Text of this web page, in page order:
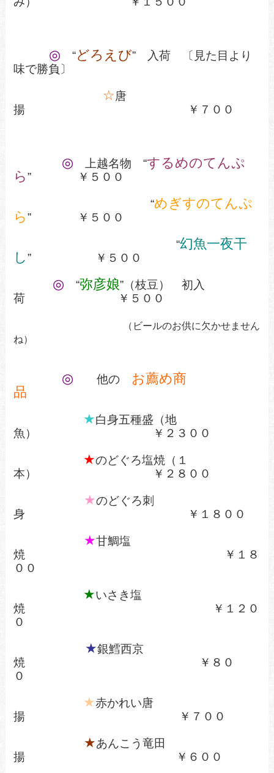
◎ “どろえび” 入荷 〔見た目より
味で勝負〕
☆唐
揚 ￥７００
◎ 上越名物 “するめのてんぷ
ら” ￥５００
“めぎすのてんぷ
ら” ￥５００
“幻魚一夜干
し” ￥５００
◎ “弥彦娘”（枝豆） 初入
荷 ￥５００
（ビールのお供に欠かせません
ね）
◎ 他の お薦め商
品
★白身五種盛（地
魚） ￥２３００
★のどぐろ塩焼（１
本） ￥２８００
★のどぐろ刺
身 ￥１８００
★甘鯛塩
焼
￥１８
００
★いさき塩
焼
￥１２０
０
★銀鱈西京
焼
￥８０
０
★赤かれい唐
揚 ￥７００
★あんこう竜田
揚 ￥６００